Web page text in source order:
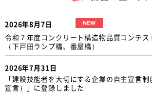
2026年8月7日
令和７年度コンクリート構造物品質コンテス
（下戸田ランプ橋、番屋橋）
2026年7月31日
「建設技能者を大切にする企業の自主宣言
宣言）」に登録しました